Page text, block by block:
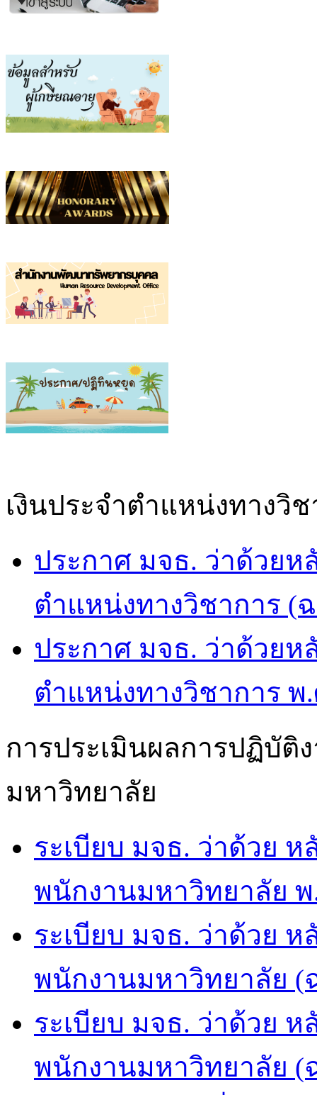
เงินประจำตำแหน่งทางวิช
ประกาศ มจธ. ว่าด้วยห
ตำแหน่งทางวิชาการ (
ประกาศ มจธ. ว่าด้วยห
ตำแหน่งทางวิชาการ พ.
การประเมินผลการปฏิบัติ
มหาวิทยาลัย
ระเบียบ มจธ. ว่าด้วย
พนักงานมหาวิทยาลัย พ
ระเบียบ มจธ. ว่าด้วย
พนักงานมหาวิทยาลัย (
ระเบียบ มจธ. ว่าด้วย
พนักงานมหาวิทยาลัย (